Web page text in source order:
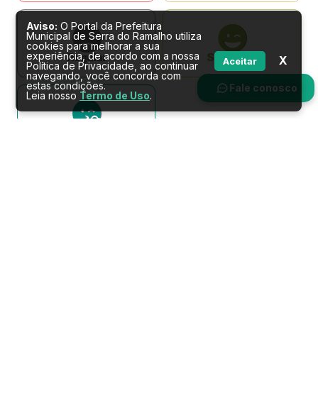
Fale conosco
Regular Satisfeito
Aviso: O Portal da Prefeitura
Municipal de Serra do Ramalho utiliza
cookies para melhorar a sua
experiência, de acordo com a nossa
Política de Privacidade, ao continuar
navegando, você concorda com
estas condições.
Leia nosso Termo de Uso.
Aceitar X